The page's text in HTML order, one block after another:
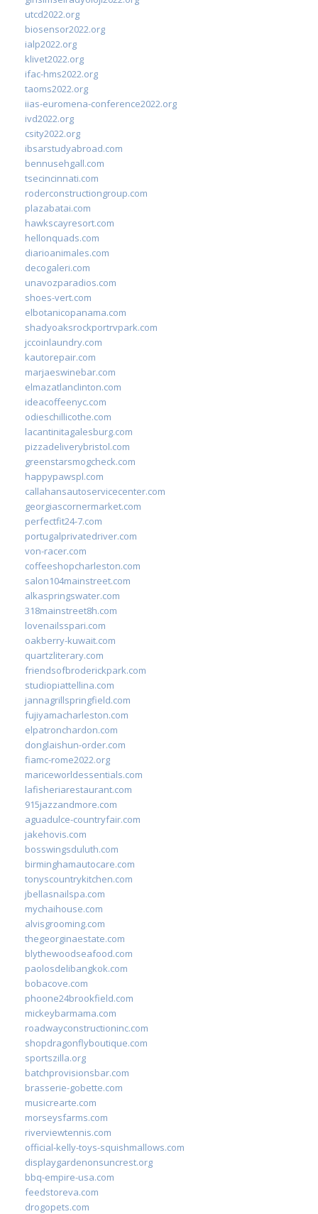
utcd2022.org
biosensor2022.org
ialp2022.org
klivet2022.org
ifac-hms2022.org
taoms2022.org
iias-euromena-conference2022.org
ivd2022.org
csity2022.org
ibsarstudyabroad.com
bennusehgall.com
tsecincinnati.com
roderconstructiongroup.com
plazabatai.com
hawkscayresort.com
hellonquads.com
diarioanimales.com
decogaleri.com
unavozparadios.com
shoes-vert.com
elbotanicopanama.com
shadyoaksrockportrvpark.com
jccoinlaundry.com
kautorepair.com
marjaeswinebar.com
elmazatlanclinton.com
ideacoffeenyc.com
odieschillicothe.com
lacantinitagalesburg.com
pizzadeliverybristol.com
greenstarsmogcheck.com
happypawspl.com
callahansautoservicecenter.com
georgiascornermarket.com
perfectfit24-7.com
portugalprivatedriver.com
von-racer.com
coffeeshopcharleston.com
salon104mainstreet.com
alkaspringswater.com
318mainstreet8h.com
lovenailsspari.com
oakberry-kuwait.com
quartzliterary.com
friendsofbroderickpark.com
studiopiattellina.com
jannagrillspringfield.com
fujiyamacharleston.com
elpatronchardon.com
donglaishun-order.com
fiamc-rome2022.org
mariceworldessentials.com
lafisheriarestaurant.com
915jazzandmore.com
aguadulce-countryfair.com
jakehovis.com
bosswingsduluth.com
birminghamautocare.com
tonyscountrykitchen.com
jbellasnailspa.com
mychaihouse.com
alvisgrooming.com
thegeorginaestate.com
blythewoodseafood.com
paolosdelibangkok.com
bobacove.com
phoone24brookfield.com
mickeybarmama.com
roadwayconstructioninc.com
shopdragonflyboutique.com
sportszilla.org
batchprovisionsbar.com
brasserie-gobette.com
musicrearte.com
morseysfarms.com
riverviewtennis.com
official-kelly-toys-squishmallows.com
displaygardenonsuncrest.org
bbq-empire-usa.com
feedstoreva.com
drogopets.com